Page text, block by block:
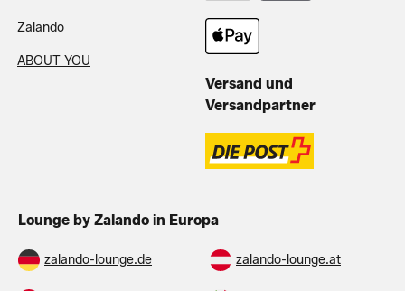
Zalando
ABOUT YOU
Versand und
Versandpartner
Lounge by Zalando in Europa
zalando-lounge.de zalando-lounge.at